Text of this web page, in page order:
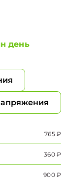
день
765 ₽
360 ₽
900 ₽